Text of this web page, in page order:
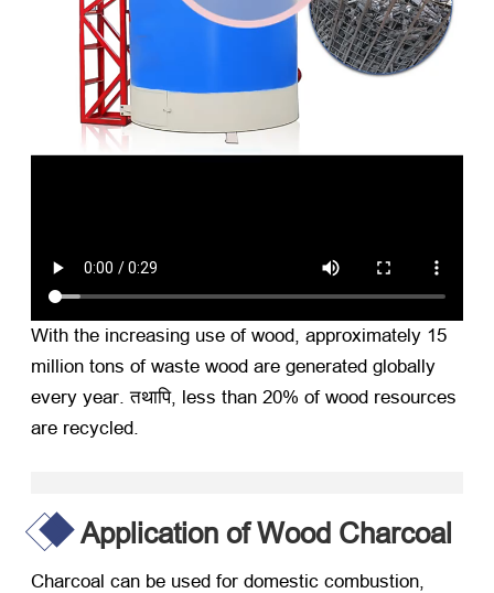
With the increasing use of wood approximately 15
million tons of waste wood are generated globally
every year . तथापि, less than 20% of wood resources
are recycled
Application of Wood Charcoal
Charcoal can be used for domestic combustion